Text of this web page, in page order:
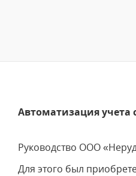
Автоматизация учета
Руководство ООО
Для этого был